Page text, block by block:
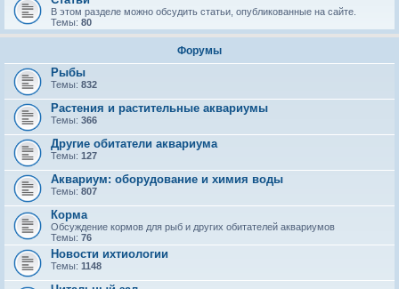
В этом разделе можно обсудить статьи, опубликованные на сайте.
Темы: 80
Форумы
Рыбы
Темы: 832
Растения и растительные аквариумы
Темы: 366
Другие обитатели аквариума
Темы: 127
Аквариум: оборудование и химия воды
Темы: 807
Корма
Обсуждение кормов для рыб и других обитателей аквариумов
Темы: 76
Новости ихтиологии
Темы: 1148